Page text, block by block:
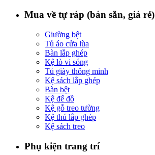
Mua về tự ráp (bán sẵn, giá rẻ)
Giường bệt
Tủ áo cửa lùa
Bàn lắp ghép
Kệ lò vi sóng
Tủ giày thông minh
Kệ sách lắp ghép
Bàn bệt
Kệ để đồ
Kệ gỗ treo tường
Kệ thú lắp ghép
Kệ sách treo
Phụ kiện trang trí